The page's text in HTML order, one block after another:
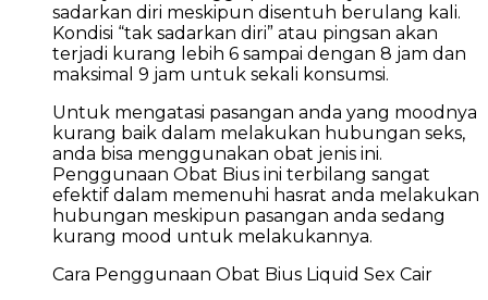
sadarkan diri meskipun disentuh berulang kali.
Kondisi “tak sadarkan diri” atau pingsan akan
terjadi kurang lebih 6 sampai dengan 8 jam dan
maksimal 9 jam untuk sekali konsumsi.
Untuk mengatasi pasangan anda yang moodnya
kurang baik dalam melakukan hubungan seks,
anda bisa menggunakan obat jenis ini.
Penggunaan Obat Bius ini terbilang sangat
efektif dalam memenuhi hasrat anda melakukan
hubungan meskipun pasangan anda sedang
kurang mood untuk melakukannya.
Cara Penggunaan Obat Bius Liquid Sex Cair